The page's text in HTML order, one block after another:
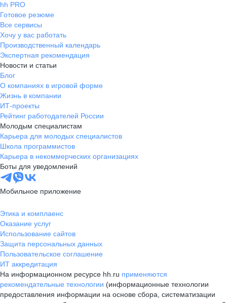
hh PRO
Готовое резюме
Все сервисы
Хочу у вас работать
Производственный календарь
Экспертная рекомендация
Новости и статьи
Блог
О компаниях в игровой форме
Жизнь в компании
ИТ-проекты
Рейтинг работодателей России
Молодым специалистам
Карьера для молодых специалистов
Школа программистов
Карьера в некоммерческих организациях
Боты для уведомлений
Мобильное приложение
Этика и комплаенс
Оказание услуг
Использование сайтов
Защита персональных данных
Пользовательское соглашение
ИТ аккредитация
На информационном ресурсе hh.ru применяются
рекомендательные технологии (информационные технологии
предоставления информации на основе сбора, систематизации